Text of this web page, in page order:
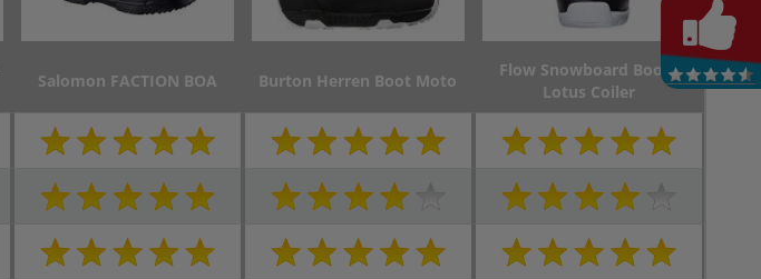
Salomon FACTION BOA Burton Herren Boot Moto
Flow Snowboard Boots
Lotus Coiler